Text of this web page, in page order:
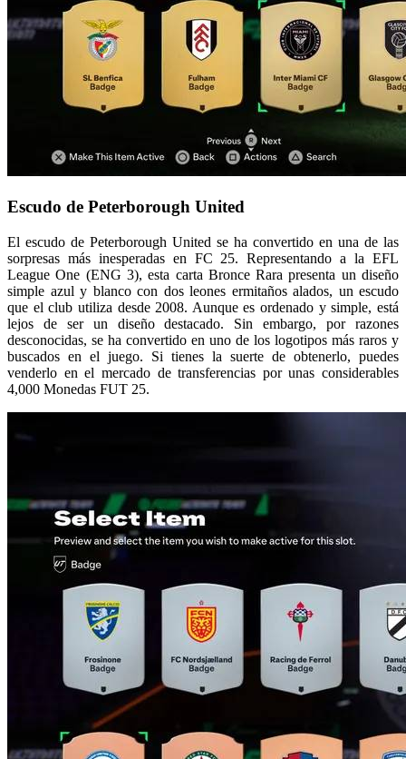
Escudo de Peterborough United
El escudo de Peterborough United se ha convertido en una de las
sorpresas más inesperadas en FC 25. Representando a la EFL
League One (ENG 3), esta carta Bronce Rara presenta un diseño
simple azul y blanco con dos leones ermitaños alados, un escudo
que el club utiliza desde 2008. Aunque es ordenado y simple, está
lejos de ser un diseño destacado. Sin embargo, por razones
desconocidas, se ha convertido en uno de los logotipos más raros y
buscados en el juego. Si tienes la suerte de obtenerlo, puedes
venderlo en el mercado de transferencias por unas considerables
4,000 Monedas FUT 25.